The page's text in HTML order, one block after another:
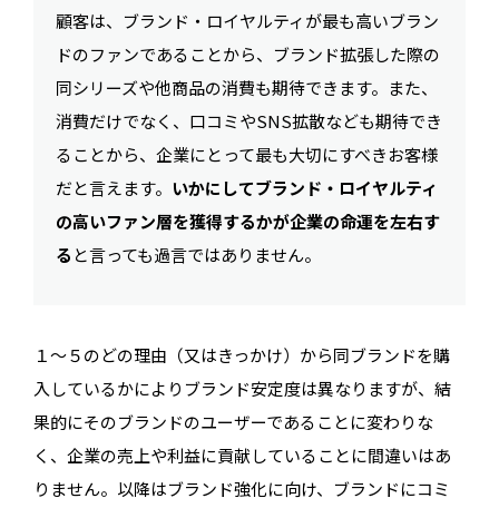
顧客は、ブランド・ロイヤルティが最も高いブラン
ドのファンであることから、ブランド拡張した際の
同シリーズや他商品の消費も期待できます。また、
消費だけでなく、口コミやSNS拡散なども期待でき
ることから、企業にとって最も大切にすべきお客様
だと言えます。 いかにしてブランド・ロイヤルティ
の高いファン層を獲得するかが企業の命運を左右す
る と言っても過言ではありません。
１〜５のどの理由（又はきっかけ）から同ブランドを購
入しているかによりブランド安定度は異なりますが、結
果的にそのブランドのユーザーであることに変わりな
く、企業の売上や利益に貢献していることに間違いはあ
りません。以降はブランド強化に向け、ブランドにコミ